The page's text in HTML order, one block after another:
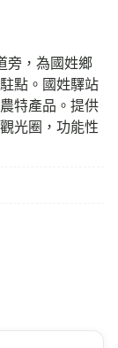
旁，為國姓鄉
點。國姓驛站
特產品。提供
光圈，功能性